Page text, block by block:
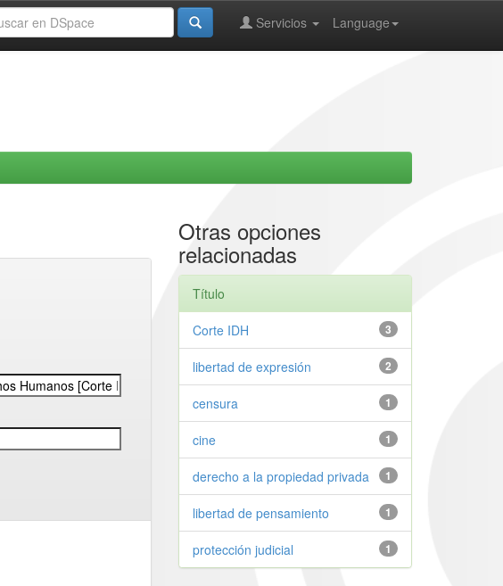
Language
Servicios
Otras opciones
relacionadas
Título
3
Corte IDH
2
libertad de expresión
1
censura
1
cine
1
derecho a la propiedad privada
1
libertad de pensamiento
1
protección judicial